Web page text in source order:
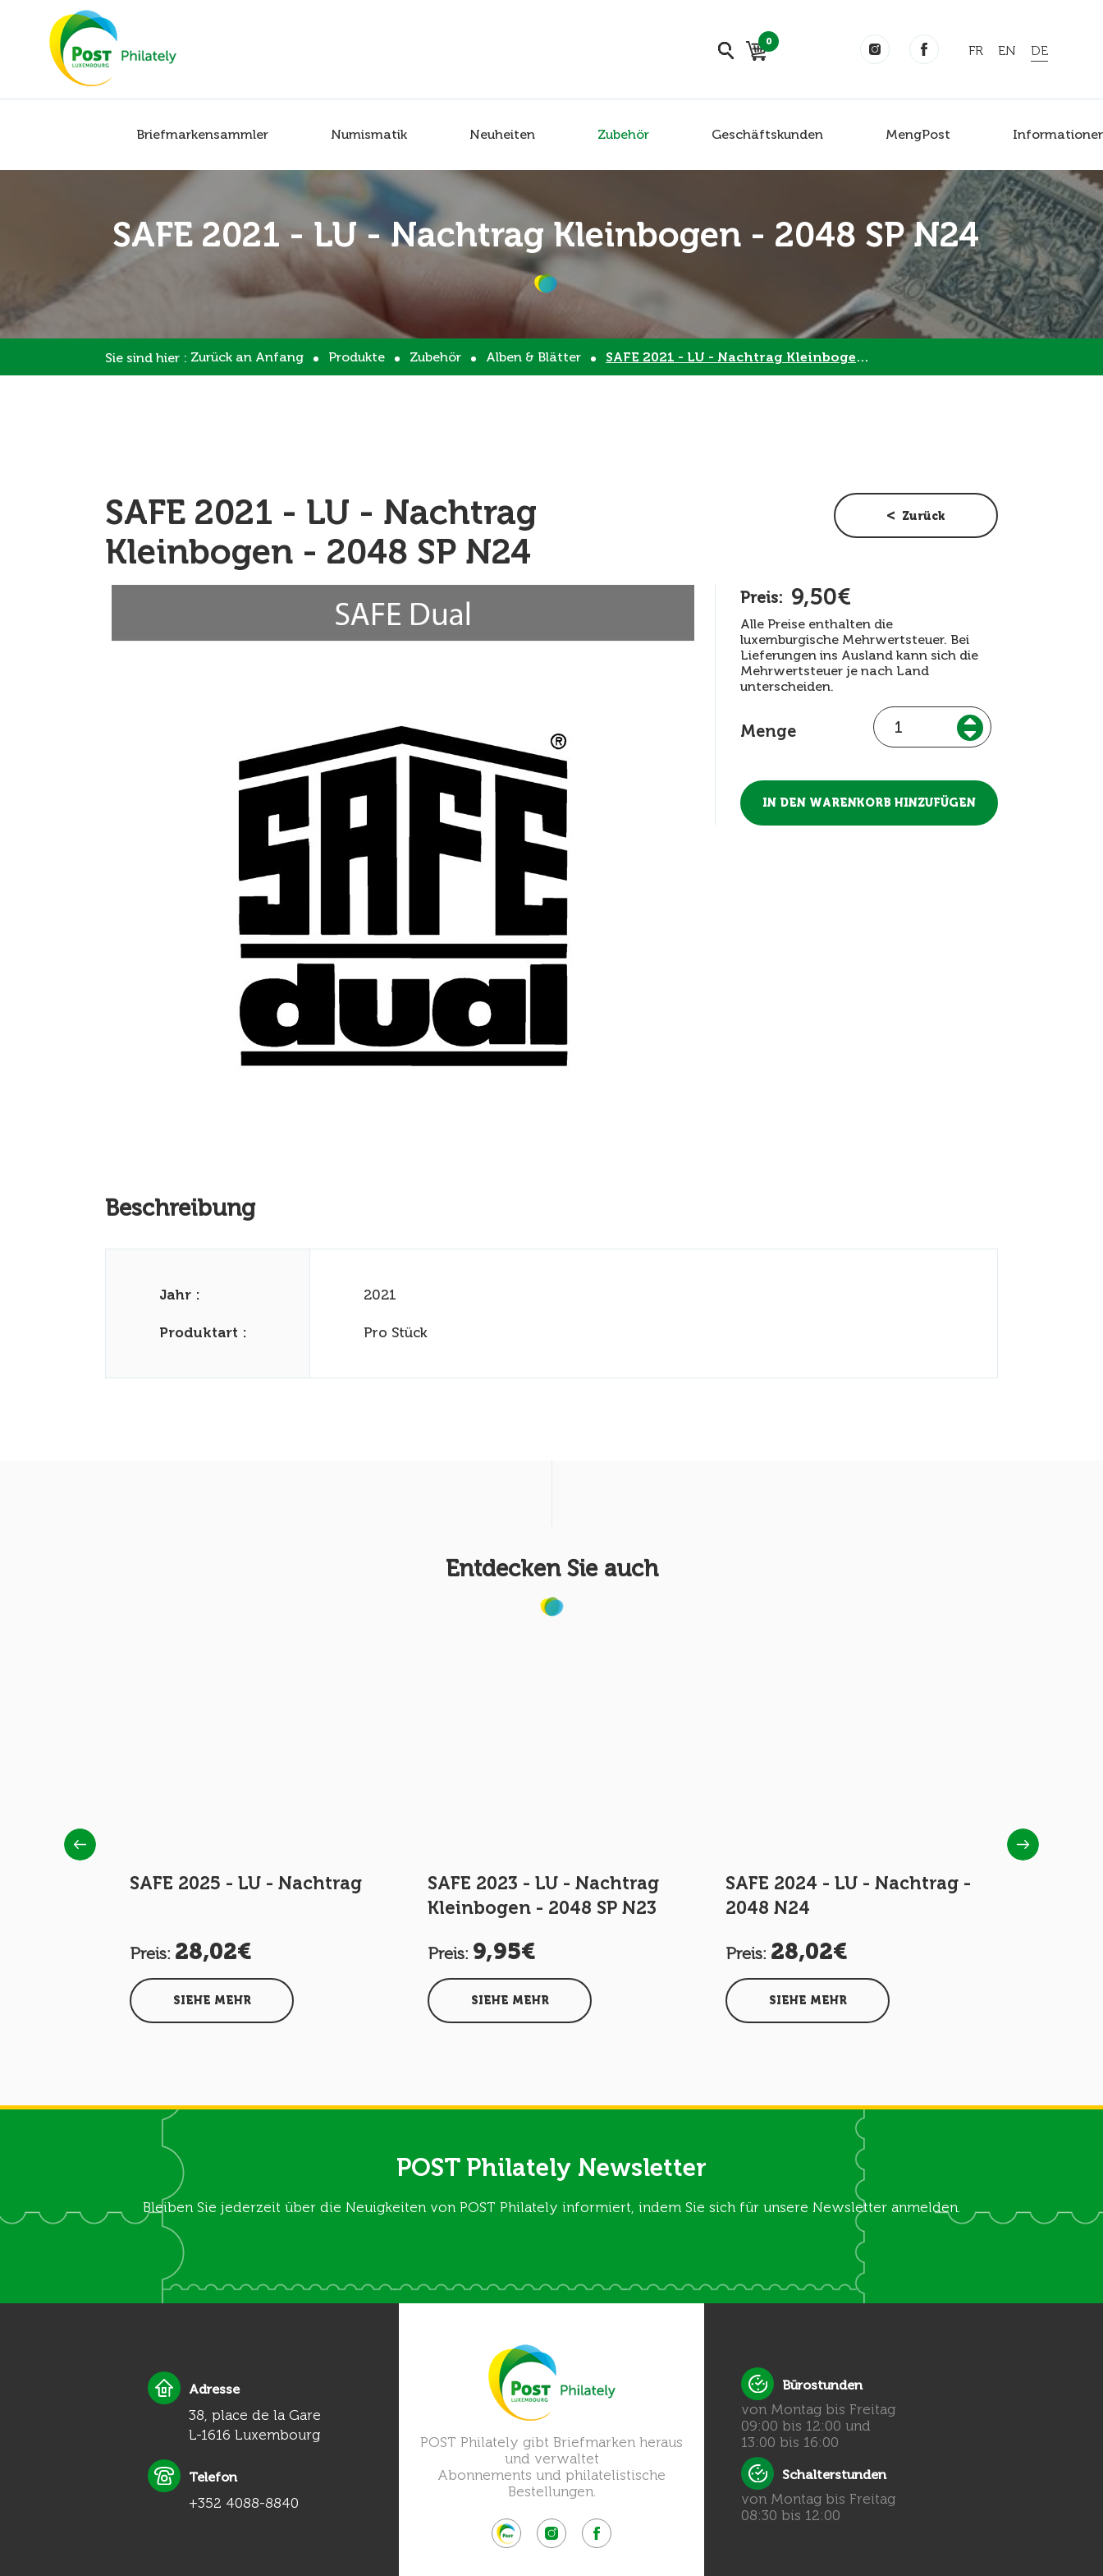
Briefmarkensammler Numismatik Neuheiten Zubehör Geschäftskunden MengPost
0
FR EN DE
SAFE 2021 - LU - Nachtrag Kleinbogen - 2048 SP N24
Sie sind hier : Zurück an Anfang Produkte Zubehör Alben & Blätter SAFE 2021 - LU - Nachtrag Kleinbogen - 2048 SP N24
SAFE 2021 - LU - Nachtrag
Kleinbogen - 2048 SP N24
Zurück
Preis: 9,50€
Alle Preise enthalten die
luxemburgische Mehrwertsteuer. Bei
Lieferungen ins Ausland kann sich die
Mehrwertsteuer je nach Land
unterscheiden.
Menge
Beschreibung
Jahr :
Produktart :
2021
Pro Stück
Entdecken Sie auch
SAFE 2025 - LU - Nachtrag
Preis: 28,02€
SIEHE MEHR
SAFE 2023 - LU - Nachtrag
Kleinbogen - 2048 SP N23
Preis: 9,95€
SIEHE MEHR
SAFE 2024 - LU - Nachtrag -
2048 N24
Preis: 28,02€
SIEHE MEHR
POST Philately Newsletter
Bleiben Sie jederzeit über die Neuigkeiten von POST Philately informiert, indem Sie sich für unsere Newsletter anmelden.
POST Philately gibt Briefmarken heraus
und verwaltet
Abonnements und philatelistische
Bestellungen.
Adresse
38, place de la Gare
L-1616 Luxembourg
Telefon
+352 4088-8840
Bürostunden
von Montag bis Freitag
09:00 bis 12:00 und
13:00 bis 16:00
Schalterstunden
von Montag bis Freitag
08:30 bis 12:00